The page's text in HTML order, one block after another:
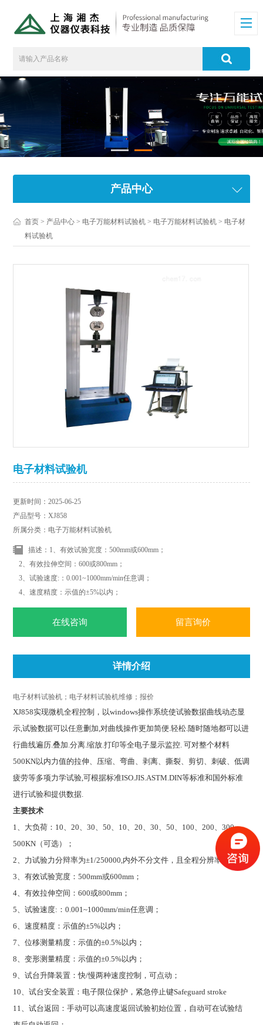
产品中心
首页 > 产品中心 > 电子万能材料试验机 > 电子万能材料试验机 > 电子材
料试验机
电子材料试验机
更新时间：2025-06-25
产品型号：XJ858
所属分类：电子万能材料试验机
描述：1、有效试验宽度：500mm或600mm；
2、有效拉伸空间：600或800mm；
3、试验速度:：0.001~1000mm/min任意调；
4、速度精度：示值的±5%以内；
5、位移测量精度：示值的±0.5%以内；
6、变形测量精度：示值的±0.5%以内；
在线咨询 留言询价
详情介绍
电子材料试验机；电子材料试验机维修；报价
XJ858实现微机全程控制，以windows操作系统使试验数据曲线动态显
示,试验数据可以任意删加,对曲线操作更加简便.轻松.随时随地都可以进
行曲线遍历.叠加.分离.缩放.打印等全电子显示监控. 可对整个材料
500KN以内力值的拉伸、压缩、弯曲、剥离、撕裂、剪切、刺破、低调
疲劳等多项力学试验,可根据标准ISO.JIS.ASTM.DIN等标准和国外标准
进行试验和提供数据.
主要技术
1、大负荷：10、20、30、50、10、20、30、50、100、200、300、
500KN（可选）；
2、力试验力分辩率为±1/250000,内外不分文件，且全程分辨率不变；
3、有效试验宽度：500mm或600mm；
4、有效拉伸空间：600或800mm；
5、试验速度:：0.001~1000mm/min任意调；
6、速度精度：示值的±5%以内；
7、位移测量精度：示值的±0.5%以内；
8、变形测量精度：示值的±0.5%以内；
9、试台升降装置：快/慢两种速度控制，可点动；
10、试台安全装置：电子限位保护，紧急停止键Safeguard stroke
11、试台返回：手动可以高速度返回试验初始位置，自动可在试验结